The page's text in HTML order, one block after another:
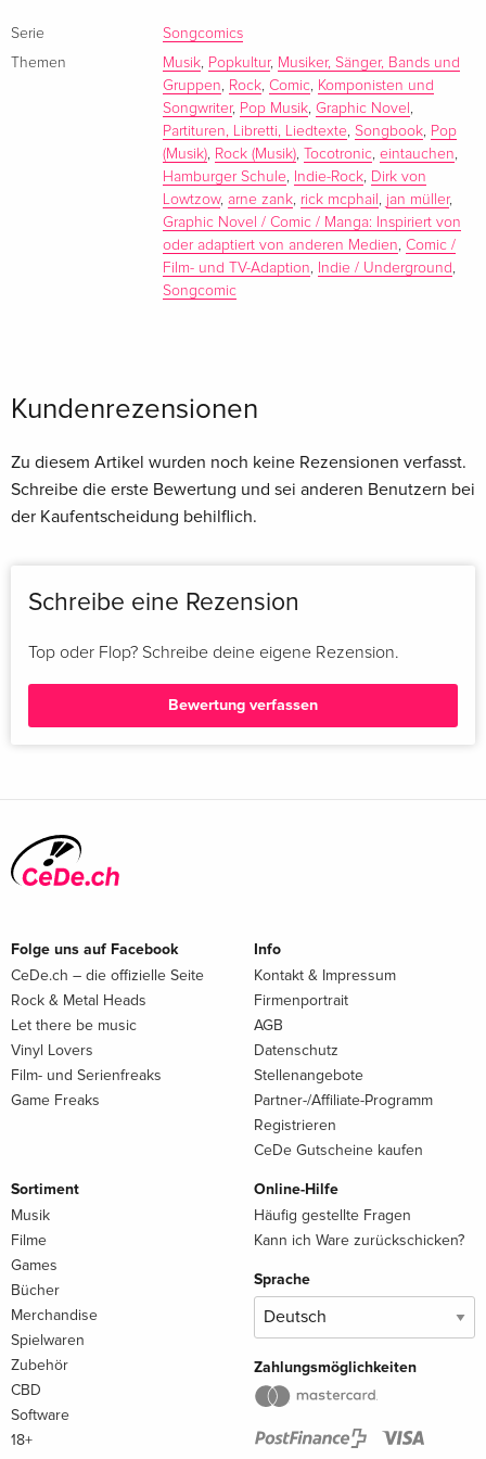
Serie
Songcomics
Themen
Musik Popkultur, Musiker, Sänger, Bands und
Gruppen
Rock Comic
Komponisten und
Songwriter, Pop Musik Graphic Novel
Partituren, Libretti, Liedtexte Songbook
Pop
(Musik)
Rock (Musik) Tocotronic eintauchen
Hamburger Schule
Indie-Rock
Dirk von
Lowtzow, arne zank rick mcphail jan müller,
Graphic Novel / Comic / Manga: Inspiriert von
oder adaptiert von anderen Medien Comic /
Film- und TV-Adaption
Indie / Underground
Songcomic
Kundenrezensionen
Zu diesem Artikel wurden noch keine Rezensionen verfasst.
Schreibe die erste Bewertung und sei anderen Benutzern bei
der Kaufentscheidung behilflich.
Schreibe eine Rezension
Top oder Flop? Schreibe deine eigene Rezension.
Bewertung verfassen
Folge uns auf Facebook
CeDe.ch – die offizielle Seite
Rock & Metal Heads
Let there be music
Vinyl Lovers
Film- und Serienfreaks
Game Freaks
Info
Kontakt & Impressum
Firmenportrait
AGB
Datenschutz
Stellenangebote
Partner-/Affiliate-Programm
Registrieren
CeDe Gutscheine kaufen
Sortiment
Musik
Filme
Games
Bücher
Merchandise
Spielwaren
Zubehör
CBD
Software
18+
Online-Hilfe
Häufig gestellte Fragen
Kann ich Ware zurückschicken?
Sprache
Zahlungsmöglichkeiten